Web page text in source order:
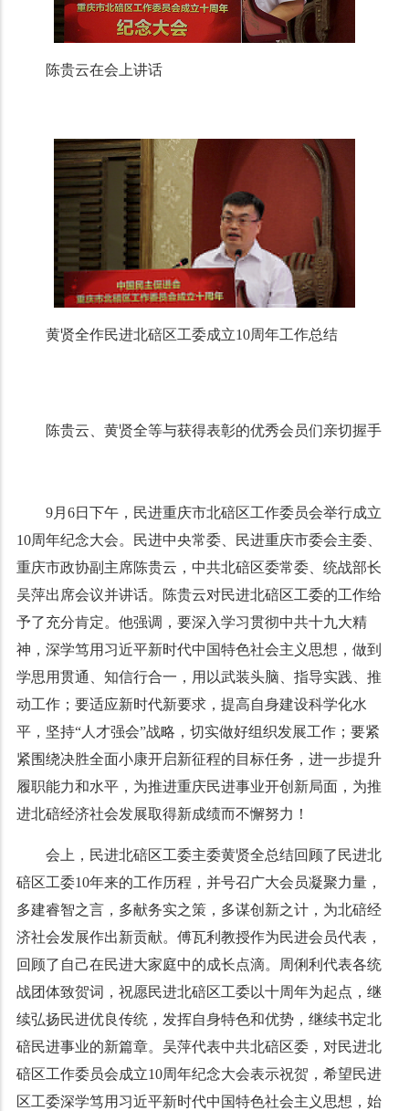
陈贵云在会上讲话
黄贤全作民进北碚区工委成立10周年工作总结
陈贵云、黄贤全等与获得表彰的优秀会员们亲切握手
9月6日下午，民进重庆市北碚区工作委员会举行成立
10周年纪念大会。民进中央常委、民进重庆市委会主委、
重庆市政协副主席陈贵云，中共北碚区委常委、统战部长
吴萍出席会议并讲话。陈贵云对民进北碚区工委的工作给
予了充分肯定。他强调，要深入学习贯彻中共十九大精
神，深学笃用习近平新时代中国特色社会主义思想，做到
学思用贯通、知信行合一，用以武装头脑、指导实践、推
动工作；要适应新时代新要求，提高自身建设科学化水
平，坚持“人才强会”战略，切实做好组织发展工作；要紧
紧围绕决胜全面小康开启新征程的目标任务，进一步提升
履职能力和水平，为推进重庆民进事业开创新局面，为推
进北碚经济社会发展取得新成绩而不懈努力！
会上，民进北碚区工委主委黄贤全总结回顾了民进北
碚区工委10年来的工作历程，并号召广大会员凝聚力量，
多建睿智之言，多献务实之策，多谋创新之计，为北碚经
济社会发展作出新贡献。傅瓦利教授作为民进会员代表，
回顾了自己在民进大家庭中的成长点滴。周俐利代表各统
战团体致贺词，祝愿民进北碚区工委以十周年为起点，继
续弘扬民进优良传统，发挥自身特色和优势，继续书定北
碚民进事业的新篇章。吴萍代表中共北碚区委，对民进北
碚区工作委员会成立10周年纪念大会表示祝贺，希望民进
区工委深学笃用习近平新时代中国特色社会主义思想，始